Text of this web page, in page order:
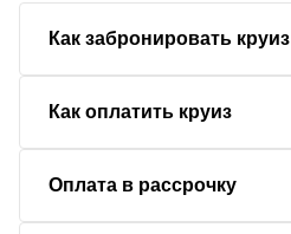
Как забронировать круиз
Как оплатить круиз
Оплата в рассрочку